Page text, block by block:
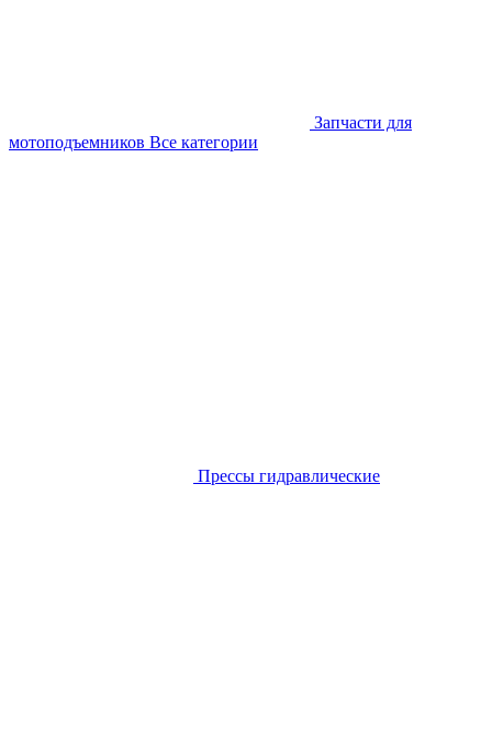
Запчасти для
мотоподъемников Все категории
Прессы гидравлические